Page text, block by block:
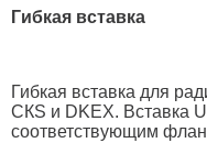
Гибкая вставка
Гибкая вставка для
СКS и DKEX. Вставка
соответствующим